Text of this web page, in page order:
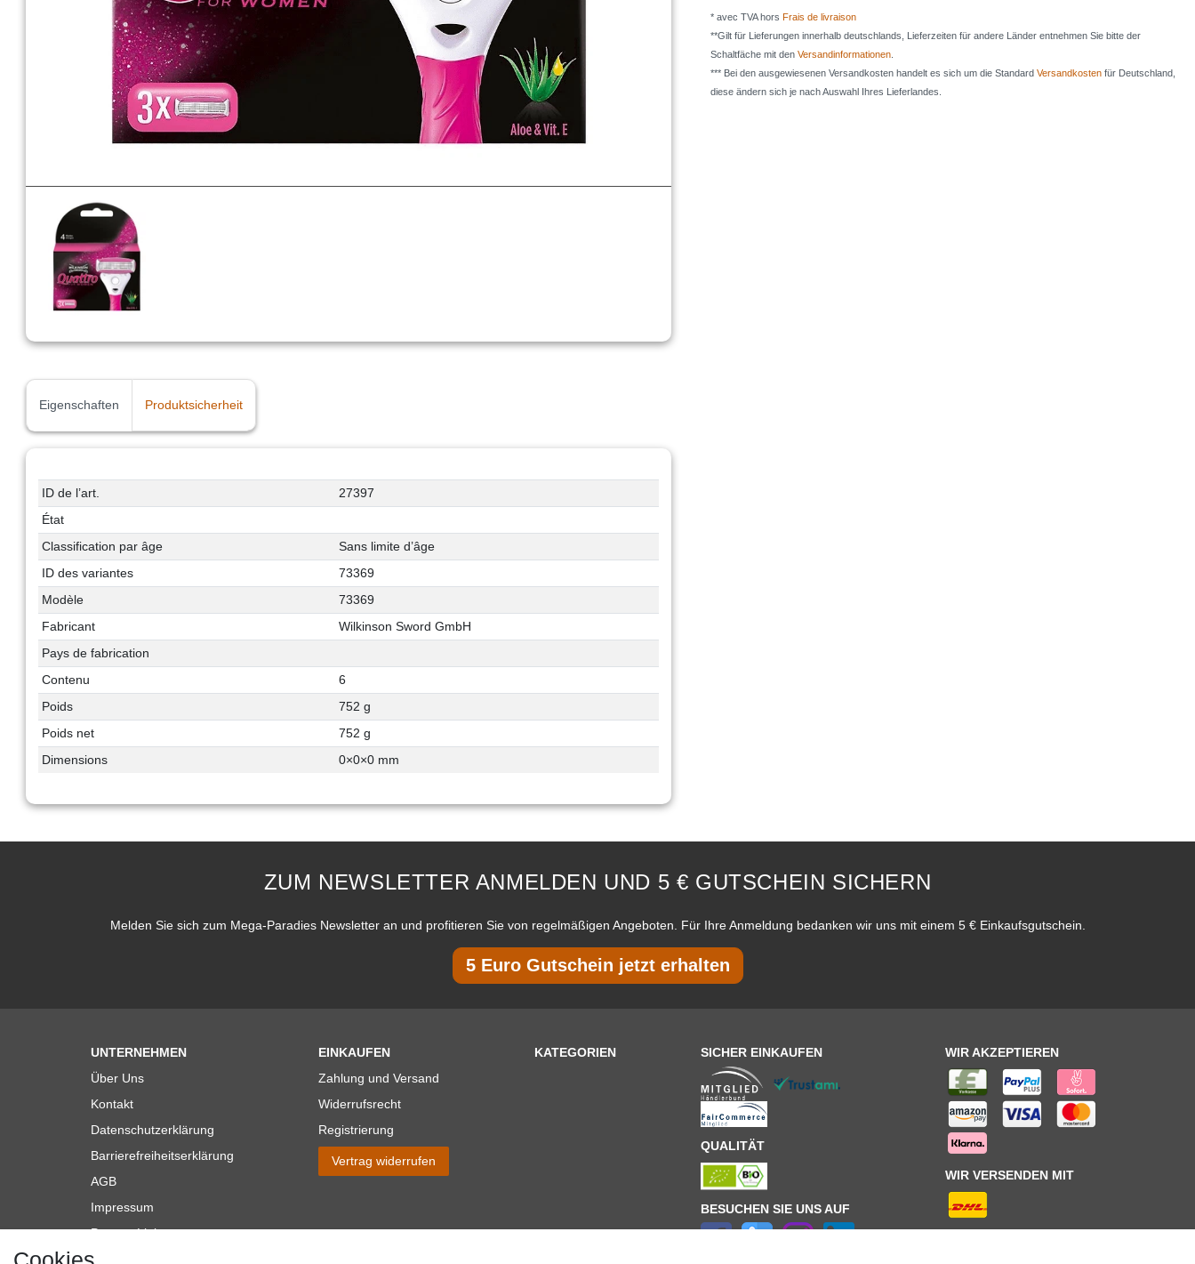
* avec TVA hors Frais de livraison
**Gilt für Lieferungen innerhalb deutschlands, Lieferzeiten für andere Länder entnehmen Sie bitte der
Schaltfäche mit den Versandinformationen
*** Bei den ausgewiesenen Versandkosten handelt es sich um die Standard Versandkosten für Deutschland,
diese ändern sich je nach Auswahl Ihres Lieferlandes.
Eigenschaften Produktsicherheit
ID de l’art.
27397
État
Classification par âge
Sans limite d’âge
ID des variantes
73369
Modèle
73369
Fabricant
Wilkinson Sword GmbH
Pays de fabrication
Contenu
6
Poids
752 g
Poids net
752 g
Dimensions
0×0×0 mm
ZUM NEWSLETTER ANMELDEN UND 5 € GUTSCHEIN SICHERN
Melden Sie sich zum Mega-Paradies Newsletter an und profitieren Sie von regelmäßigen Angeboten. Für Ihre Anmeldung bedanken wir uns mit einem 5 € Einkaufsgutschein.
5 Euro Gutschein jetzt erhalten
UNTERNEHMEN
Über Uns
Kontakt
Datenschutzerklärung
Barrierefreiheitserklärung
AGB
Impressum
Partner-Links
Blog
EINKAUFEN
Zahlung und Versand
Widerrufsrecht
Registrierung
Vertrag widerrufen
KATEGORIEN SICHER EINKAUFEN
QUALITÄT
BESUCHEN SIE UNS AUF
WIR AKZEPTIEREN
WIR VERSENDEN MIT